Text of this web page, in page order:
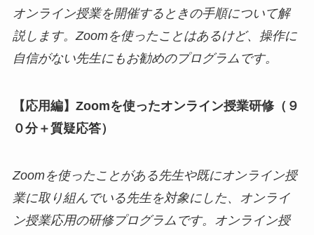
オンライン授業を開催するときの手順について解
説します。 Zoomを使ったことはあるけど、操作に
自信がない先生にもお勧めのプログラムです。
【応用編】Zoomを使ったオンライン授業研修（９
０分＋質疑応答）
Zoomを使ったことがある先生や既にオンライン授
業に取り組んでいる先生を対象にした、オンライ
ン授業応用の研修プログラムです。オンライン授